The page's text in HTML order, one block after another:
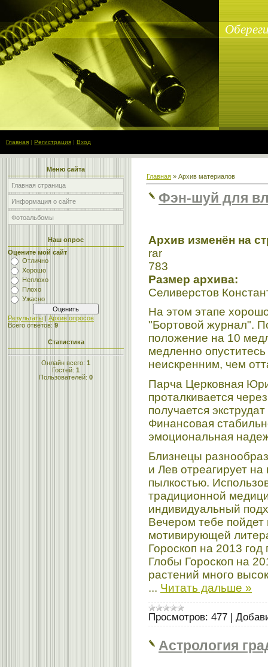
Главная | Регистрация | Вход
Меню сайта
Главная страница
Информация о сайте
Фотоальбомы
Наш опрос
Оцените мой сайт
Отлично
Хорошо
Неплохо
Плохо
Ужасно
Результаты | Архив опросов
Всего ответов: 9
Статистика
Онлайн всего: 1
Гостей: 1
Пользователей: 0
Главная » Архив материалов
Фэн-шуй для
Архив изменён на
rar
783
Размер архива:
Селиверстов
На этом этапе
"Бортовой журнал".
положение на 10
медленно
неискренним, чем
Парча Церковная
проталкивается
получается
Финансовая
эмоциональная
Близнецы
и Лев отреагирует
пылкостью.
традиционной
индивидуальный
Вечером тебе пойдет
мотивирующей
Гороскоп на 2013
Глобы Гороскоп на
растений много
... Читать дальше »
Просмотров: 477 |
Астрология